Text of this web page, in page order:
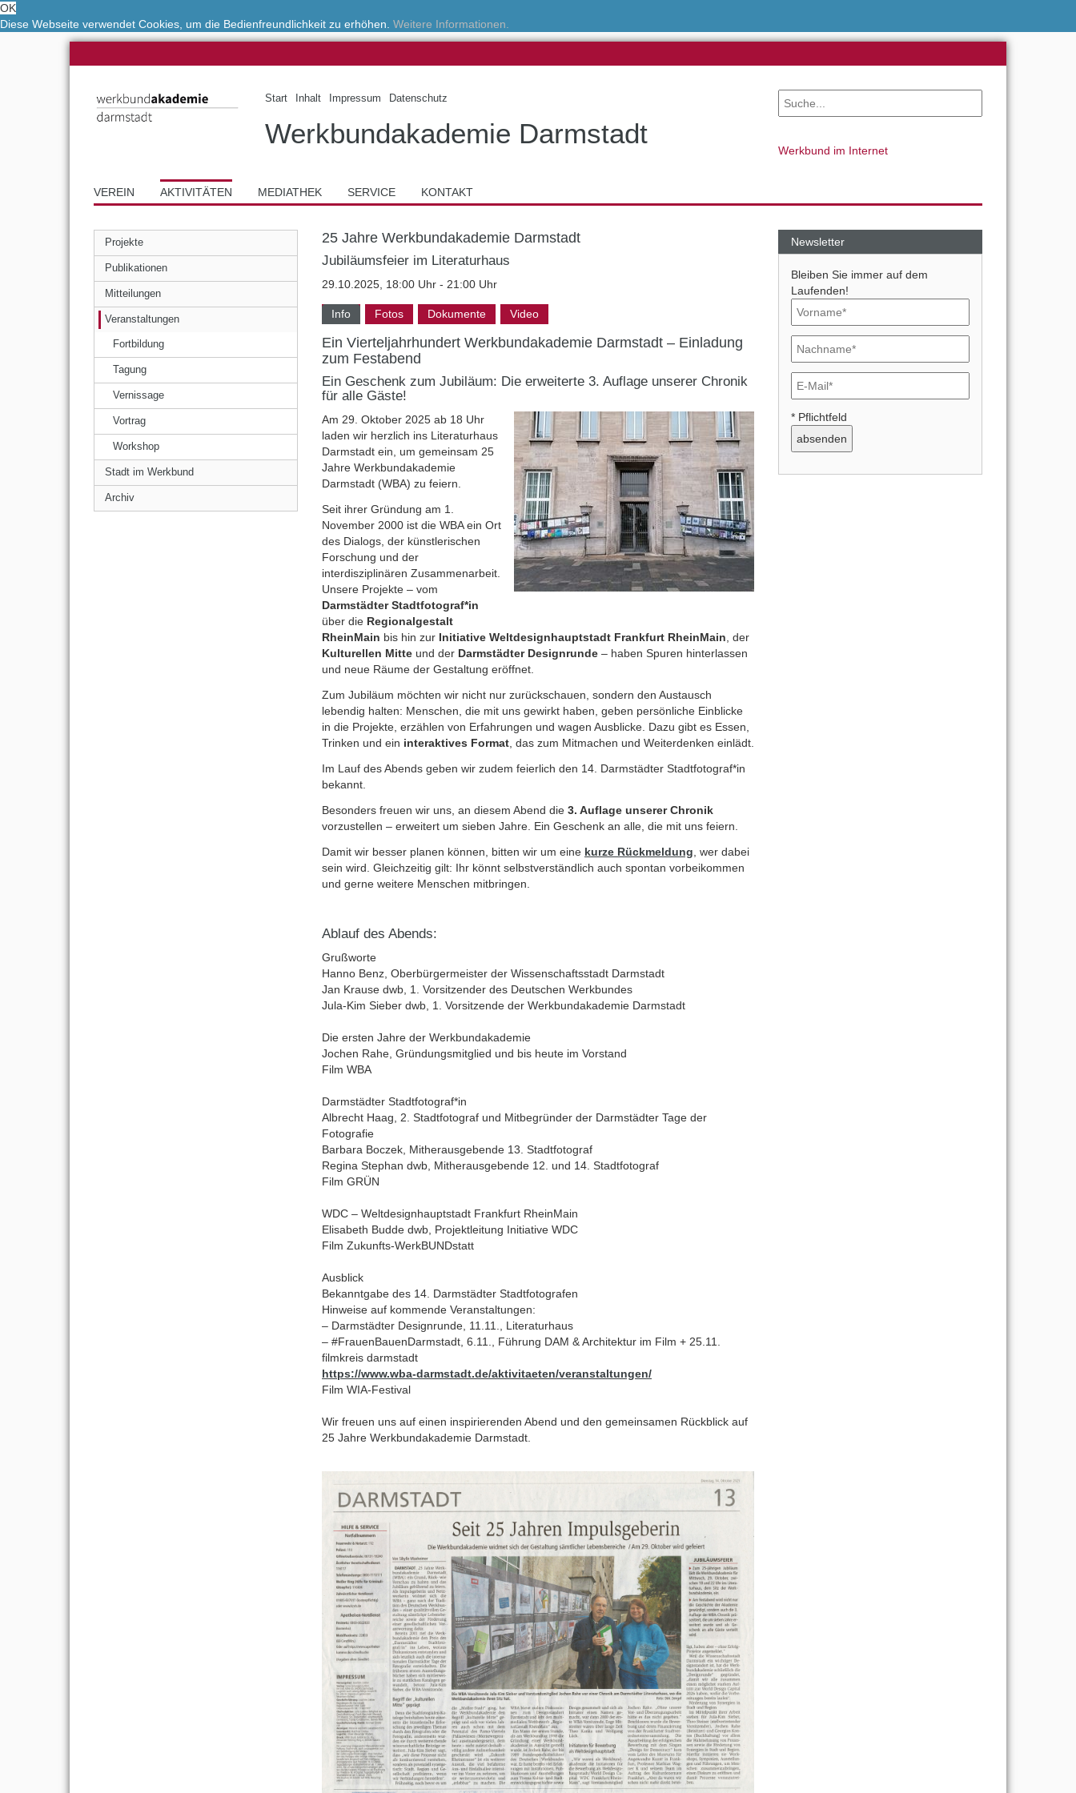
OK
Diese Webseite verwendet Cookies, um die Bedienfreundlichkeit zu erhöhen. Weitere Informationen.
Start Inhalt Impressum Datenschutz
Werkbundakademie Darmstadt
Werkbund im Internet
VEREIN AKTIVITÄTEN MEDIATHEK SERVICE KONTAKT
Projekte
Publikationen
Mitteilungen
Veranstaltungen
Fortbildung
Tagung
Vernissage
Vortrag
Workshop
Stadt im Werkbund
Archiv
25 Jahre Werkbundakademie Darmstadt
Jubiläumsfeier im Literaturhaus
29.10.2025, 18:00 Uhr - 21:00 Uhr
Info Fotos Dokumente Video
Ein Vierteljahrhundert Werkbundakademie Darmstadt – Einladung
zum Festabend
Ein Geschenk zum Jubiläum: Die erweiterte 3. Auflage unserer Chronik
für alle Gäste!
Am 29. Oktober 2025 ab 18 Uhr
laden wir herzlich ins Literaturhaus
Darmstadt ein, um gemeinsam 25
Jahre Werkbundakademie
Darmstadt (WBA) zu feiern.
Seit ihrer Gründung am 1.
November 2000 ist die WBA ein Ort
des Dialogs, der künstlerischen
Forschung und der
interdisziplinären Zusammenarbeit.
Unsere Projekte – vom
Darmstädter Stadtfotograf*in
über die Regionalgestalt
RheinMain bis hin zur Initiative Weltdesignhauptstadt Frankfurt RheinMain , der
Kulturellen Mitte und der Darmstädter Designrunde – haben Spuren hinterlassen
und neue Räume der Gestaltung eröffnet.
Zum Jubiläum möchten wir nicht nur zurückschauen, sondern den Austausch
lebendig halten: Menschen, die mit uns gewirkt haben, geben persönliche Einblicke
in die Projekte, erzählen von Erfahrungen und wagen Ausblicke. Dazu gibt es Essen,
Trinken und ein interaktives Format , das zum Mitmachen und Weiterdenken einlädt.
Im Lauf des Abends geben wir zudem feierlich den 14. Darmstädter Stadtfotograf*in
bekannt.
Besonders freuen wir uns, an diesem Abend die 3. Auflage unserer Chronik
vorzustellen – erweitert um sieben Jahre. Ein Geschenk an alle, die mit uns feiern.
Damit wir besser planen können, bitten wir um eine kurze Rückmeldung , wer dabei
sein wird. Gleichzeitig gilt: Ihr könnt selbstverständlich auch spontan vorbeikommen
und gerne weitere Menschen mitbringen.
Ablauf des Abends:
Grußworte
Hanno Benz, Oberbürgermeister der Wissenschaftsstadt Darmstadt
Jan Krause dwb, 1. Vorsitzender des Deutschen Werkbundes
Jula-Kim Sieber dwb, 1. Vorsitzende der Werkbundakademie Darmstadt
Die ersten Jahre der Werkbundakademie
Jochen Rahe, Gründungsmitglied und bis heute im Vorstand
Film WBA
Darmstädter Stadtfotograf*in
Albrecht Haag, 2. Stadtfotograf und Mitbegründer der Darmstädter Tage der
Fotografie
Barbara Boczek, Mitherausgebende 13. Stadtfotograf
Regina Stephan dwb, Mitherausgebende 12. und 14. Stadtfotograf
Film GRÜN
WDC – Weltdesignhauptstadt Frankfurt RheinMain
Elisabeth Budde dwb, Projektleitung Initiative WDC
Film Zukunfts-WerkBUNDstatt
Ausblick
Bekanntgabe des 14. Darmstädter Stadtfotografen
Hinweise auf kommende Veranstaltungen:
– Darmstädter Designrunde, 11.11., Literaturhaus
– #FrauenBauenDarmstadt, 6.11., Führung DAM & Architektur im Film + 25.11.
filmkreis darmstadt
https://www.wba-darmstadt.de/aktivitaeten/veranstaltungen/
Film WIA-Festival
Wir freuen uns auf einen inspirierenden Abend und den gemeinsamen Rückblick auf
25 Jahre Werkbundakademie Darmstadt.
Newsletter
Bleiben Sie immer auf dem
Laufenden!
* Pflichtfeld